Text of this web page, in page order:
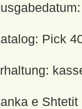
Katalog: Pick
Erhaltung:
Banka e